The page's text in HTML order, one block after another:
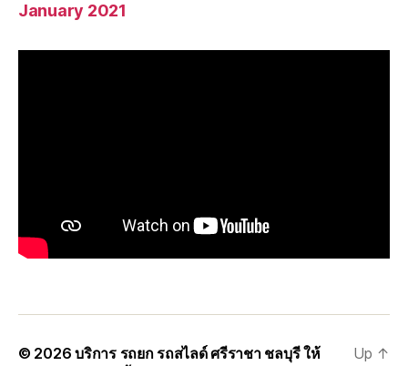
January 2021
© 2026บริการ รถยก รถสไลด์ ศรีราชา ชลบุรี ให้
Up ↑